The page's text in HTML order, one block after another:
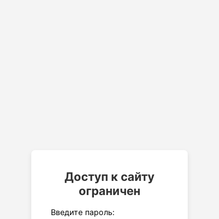
Доступ к сайту
ограничен
Введите пароль: